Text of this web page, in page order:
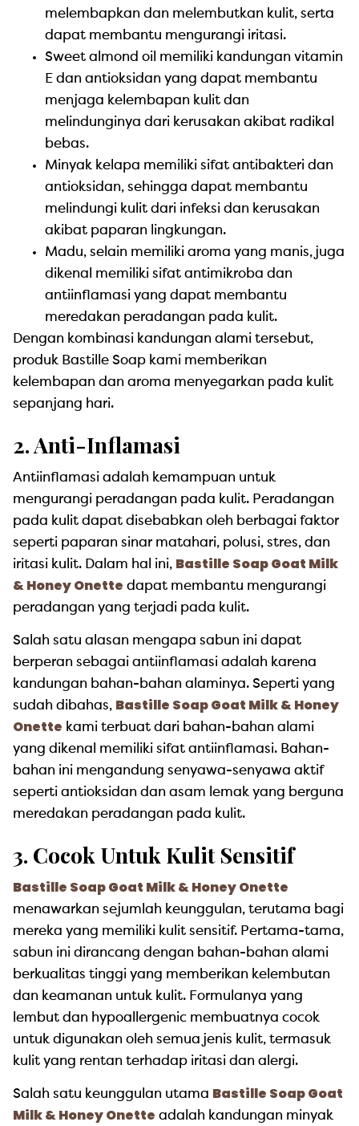
melembapkan dan melembutkan kulit, serta
dapat membantu mengurangi iritasi.
Sweet almond oil memiliki kandungan vitamin
E dan antioksidan yang dapat membantu
menjaga kelembapan kulit dan
melindunginya dari kerusakan akibat radikal
bebas.
Minyak kelapa memiliki sifat antibakteri dan
antioksidan, sehingga dapat membantu
melindungi kulit dari infeksi dan kerusakan
akibat paparan lingkungan.
Madu, selain memiliki aroma yang manis, juga
dikenal memiliki sifat antimikroba dan
antiinflamasi yang dapat membantu
meredakan peradangan pada kulit.
Dengan kombinasi kandungan alami tersebut,
produk Bastille Soap kami memberikan
kelembapan dan aroma menyegarkan pada kulit
sepanjang hari.
2. Anti-Inflamasi
Antiinflamasi adalah kemampuan untuk
mengurangi peradangan pada kulit. Peradangan
pada kulit dapat disebabkan oleh berbagai faktor
seperti paparan sinar matahari, polusi, stres, dan
iritasi kulit. Dalam hal ini, Bastille Soap Goat Milk
& Honey Onette dapat membantu mengurangi
peradangan yang terjadi pada kulit.
Salah satu alasan mengapa sabun ini dapat
berperan sebagai antiinflamasi adalah karena
kandungan bahan-bahan alaminya. Seperti yang
sudah dibahas, Bastille Soap Goat Milk & Honey
Onette kami terbuat dari bahan-bahan alami
yang dikenal memiliki sifat antiinflamasi. Bahan-
bahan ini mengandung senyawa-senyawa aktif
seperti antioksidan dan asam lemak yang berguna
meredakan peradangan pada kulit.
3. Cocok Untuk Kulit Sensitif
Bastille Soap Goat Milk & Honey Onette
menawarkan sejumlah keunggulan, terutama bagi
mereka yang memiliki kulit sensitif. Pertama-tama,
sabun ini dirancang dengan bahan-bahan alami
berkualitas tinggi yang memberikan kelembutan
dan keamanan untuk kulit. Formulanya yang
lembut dan hypoallergenic membuatnya cocok
untuk digunakan oleh semua jenis kulit, termasuk
kulit yang rentan terhadap iritasi dan alergi.
Salah satu keunggulan utama Bastille Soap Goat
Milk & Honey Onette adalah kandungan minyak